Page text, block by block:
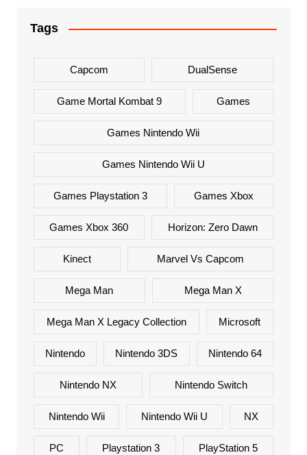
Tags
Capcom DualSense
Game Mortal Kombat 9 Games
Games Nintendo Wii
Games Nintendo Wii U
Games Playstation 3 Games Xbox
Games Xbox 360 Horizon: Zero Dawn
Kinect Marvel Vs Capcom
Mega Man Mega Man X
Mega Man X Legacy Collection Microsoft
Nintendo Nintendo 3DS Nintendo 64
Nintendo NX Nintendo Switch
Nintendo Wii Nintendo Wii U NX
PC Playstation 3 PlayStation 5